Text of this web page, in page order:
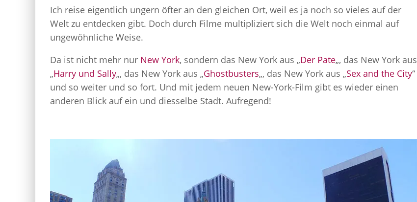
Ich reise eigentlich ungern öfter an den gleichen Ort, weil es ja noch so vieles auf der
Welt zu entdecken gibt. Doch durch Filme multipliziert sich die Welt noch einmal auf
ungewöhnliche Weise.
Da ist nicht mehr nur New York, sondern das New York aus „Der Pate„, das New York aus
„Harry und Sally„, das New York aus „Ghostbusters„, das New York aus „Sex and the City“
und so weiter und so fort. Und mit jedem neuen New-York-Film gibt es wieder einen
anderen Blick auf ein und diesselbe Stadt. Aufregend!